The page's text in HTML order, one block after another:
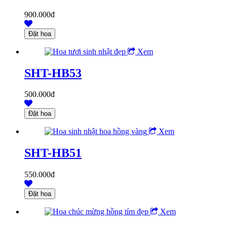
900.000đ
Xem
SHT-HB53
500.000đ
Xem
SHT-HB51
550.000đ
Xem